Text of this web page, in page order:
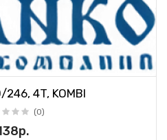
246, 4T, KOMBI
(0)